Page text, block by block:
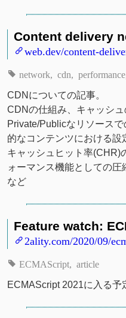
Content delivery
web.dev/content-
network cdn performance
CDNについての記事。
CDNの仕組み、キャッシュ
Private/Publicなリソース
的なコンテンツにおける設
キャッシュヒット率(CHR)
ォーマンス機能としての
など
Feature watch:
2ality.com/2020/09/
ECMAScript article
ECMAScript 2021に入る予